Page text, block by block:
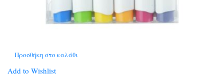
Προσθήκη στο καλάθι
Add to Wishlist